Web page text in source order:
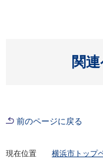
関
前のページに戻る
現在位置 横浜市トップ